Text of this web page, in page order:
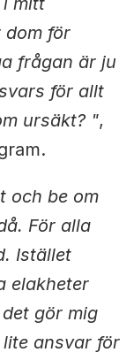
dom för
frågan är ju
för allt
ursäkt? ",
och be om
För alla
Istället
elakheter
gör mig
ansvar för